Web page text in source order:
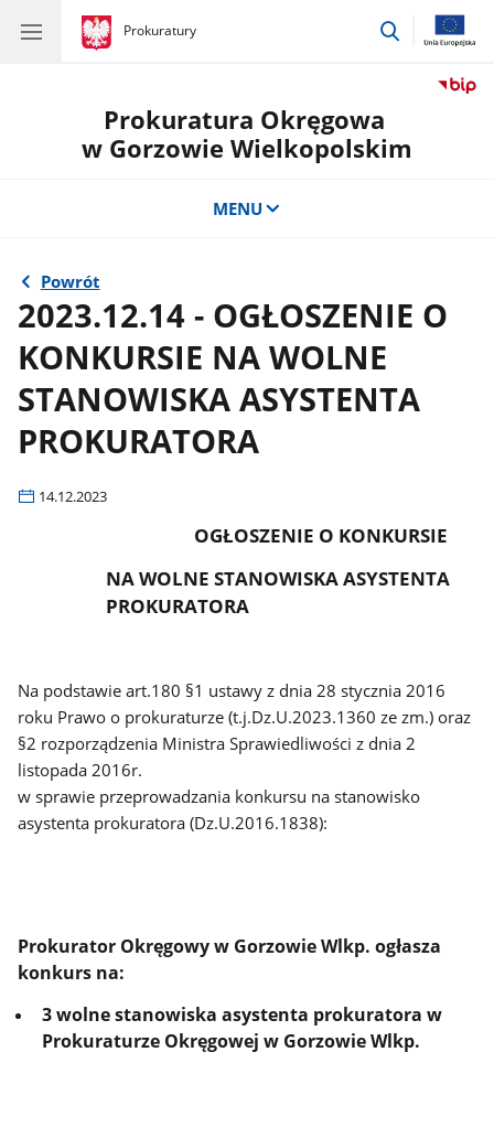
gov.pl
Prokuratury
gov.pl
Prokuratury
przejdź
Prokuratura Okręgowa
w Gorzowie Wielkopolskim
MENU
Powrót
2023.12.14 - OGŁOSZENIE O
KONKURSIE NA WOLNE
STANOWISKA ASYSTENTA
PROKURATORA
14.12.2023
OGŁOSZENIE O KONKURSIE
NA WOLNE STANOWISKA ASYSTENTA
PROKURATORA
Na podstawie art.180 §1 ustawy z dnia 28 stycznia 2016
roku Prawo o prokuraturze (t.j.Dz.U.2023.1360 ze zm.) oraz
§2 rozporządzenia Ministra Sprawiedliwości z dnia 2
listopada 2016r.
w sprawie przeprowadzania konkursu na stanowisko
asystenta prokuratora (Dz.U.2016.1838):
Prokurator Okręgowy w Gorzowie Wlkp. ogłasza
konkurs na:
3 wolne stanowiska asystenta prokuratora w
Prokuraturze Okręgowej w Gorzowie Wlkp.